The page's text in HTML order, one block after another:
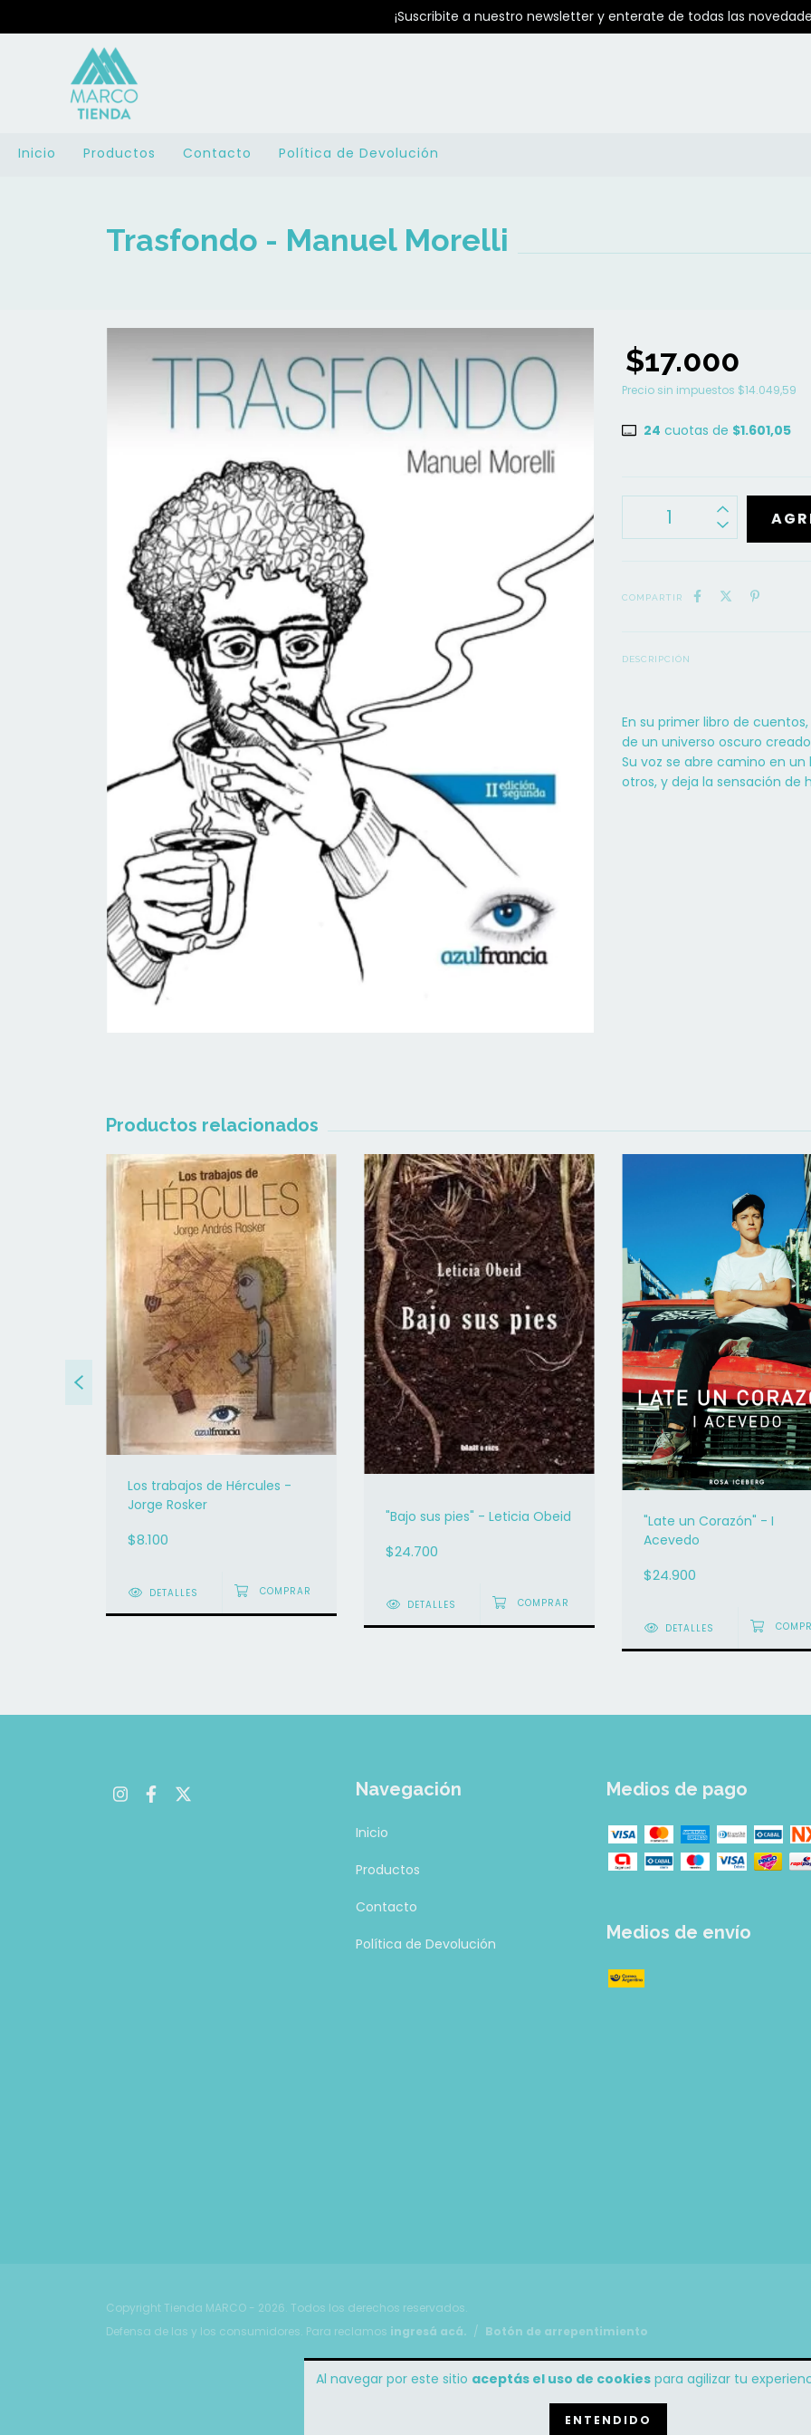
¡Suscribite a nuestro newsletter y enterate de todas las
Inicio Productos Contacto Política de Devolución
Al navegar por este sitio aceptás el uso de cookiespara agilizar tu
ENTENDIDO
Trasfondo - Manuel Morelli
$17.000
Precio sin impuestos $14.049,59
24 cuotas de $1.601,05
COMPARTIR
DESCRIPCIÓN
En su primer libro de
de un universo oscuro
Su voz se abre camino en
otros, y deja la sensación de
Productos relacionados
Los trabajos de Hércules -
Jorge Rosker
$8.100
DETALLES
"Bajo sus pies" - Leticia Obeid
$24.700
DETALLES
"Late un Corazón" - I
Acevedo
$24.900
DETALLES
Navegación
Inicio
Productos
Contacto
Política de Devolución
Medios de pago
Medios de envío
Copyright Tienda MARCO - 2026. Todos los derechos reservados.
Defensa de las y los consumidores. Para reclamos ingresá acá. / Botón de arrepentimiento